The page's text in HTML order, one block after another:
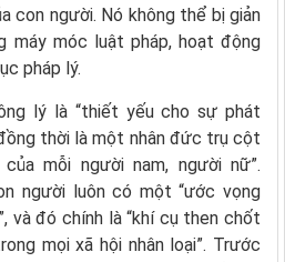
con người. Nó không thể bị giản
máy móc luật pháp, hoạt động
pháp lý.
lý là “thiết yếu cho sự phát
thời là một nhân đức trụ cột
mỗi người nam, người nữ”.
người luôn có một “ước vọng
và đó chính là “khí cụ then chốt
mọi xã hội nhân loại”. Trước